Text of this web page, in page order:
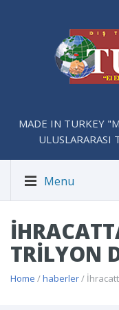
MADE IN TURKEY
ULUSLARARASI
Menu
TRILYON
Home /haberler/